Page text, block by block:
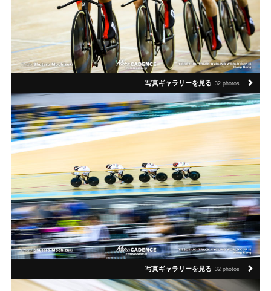
写真ギャラリーを見る 32 photos
写真ギャラリーを見る 32 photos